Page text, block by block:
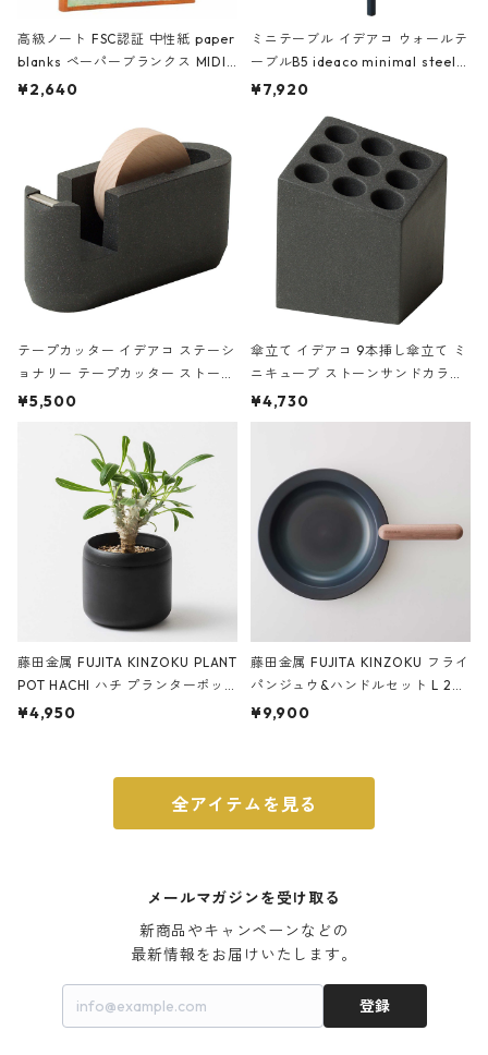
高級ノート FSC認証 中性紙 paper
blanks ペーパーブランクス MIDI
ハードカバー 罫線 ヴァン・ゴッホ
¥2,640
ミニテーブル イデアコ ウォールテ
ーブルB5 ideaco minimal steel f
urniture WALL Table B5 ネイビー
¥7,920
テープカッター イデアコ ステーシ
ョナリー テープカッター ストーン
サンドカラー 石調 ideaco Station
¥5,500
傘立て イデアコ 9本挿し傘立て ミ
ニキューブ ストーンサンドカラー
石調 ideaco Umbrella Stand CUB
E ストーンサンドブラック
¥4,730
藤田金属 FUJITA KINZOKU PLANT
POT HACHI ハチ プランターポッ
ト 3号 ブラック
¥4,950
藤田金属 FUJITA KINZOKU フライ
パンジュウ&ハンドルセット L 24c
m ガス火・IH対応 鉄フライパン
¥9,900
全アイテムを見る
メールマガジンを受け取る
新商品やキャンペーンなどの
最新情報をお届けいたします。
登録